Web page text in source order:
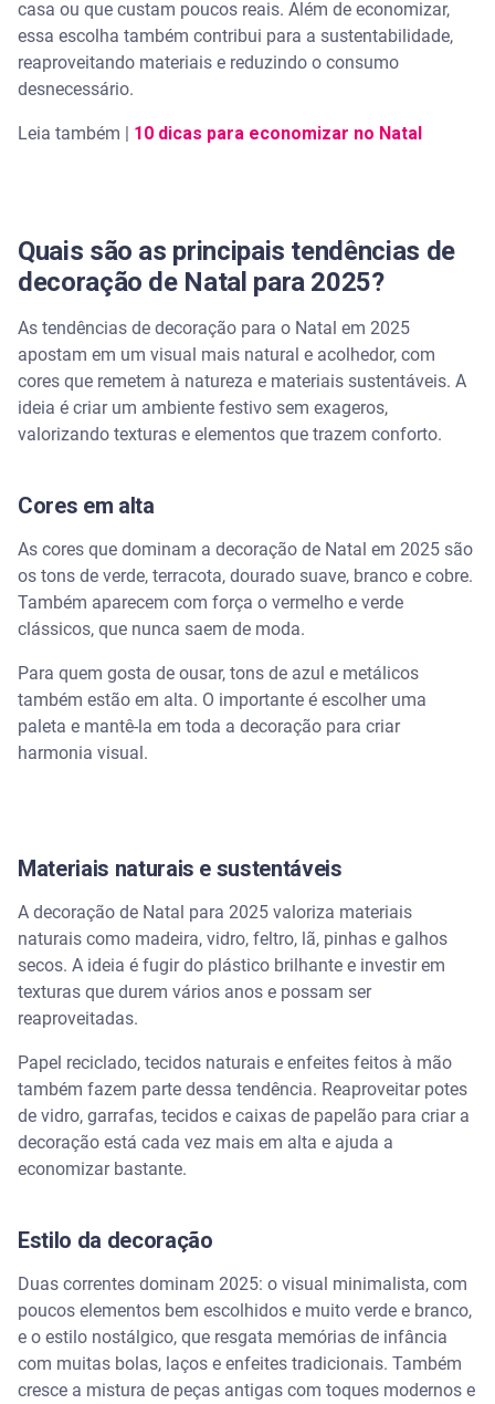
Data tradicional para montar a árvore
Por que algumas pessoas montam no dia 3 de
dezembro?
Como fazer decoração de Natal simples e fácil
2. Capa para porta de Natal com TNT
4. Potes de vidro com luzes LED
5. Enfeites com pinhas
8. Luzes de LED econômicas
9. Cordões decorativos
10. Enfeites de Papai Noel
11. Estrelas de papelão
para economizar
Onde comprar materiais baratos
Reaproveitamento de materiais
Iluminação de Natal: como economizar energia
LED é mais econômico que pisca-pisca tradicional
Dicas para reduzir a conta de luz em dezembro
casa?
Itens essenciais
Prioridades por ambiente
casa ou que custam poucos reais. Além de economizar,
essa escolha também contribui para a sustentabilidade,
reaproveitando materiais e reduzindo o consumo
desnecessário.
Leia também | 10 dicas para economizar no Natal
Quais são as principais tendências de
decoração de Natal para 2025?
As tendências de decoração para o Natal em 2025
apostam em um visual mais natural e acolhedor, com
cores que remetem à natureza e materiais sustentáveis. A
ideia é criar um ambiente festivo sem exageros,
valorizando texturas e elementos que trazem conforto.
Cores em alta
As cores que dominam a decoração de Natal em 2025 são
os tons de verde, terracota, dourado suave, branco e cobre.
Também aparecem com força o vermelho e verde
clássicos, que nunca saem de moda.
Para quem gosta de ousar, tons de azul e metálicos
também estão em alta. O importante é escolher uma
paleta e mantê-la em toda a decoração para criar
harmonia visual.
Materiais naturais e sustentáveis
A decoração de Natal para 2025 valoriza materiais
naturais como madeira, vidro, feltro, lã, pinhas e galhos
secos. A ideia é fugir do plástico brilhante e investir em
texturas que durem vários anos e possam ser
reaproveitadas.
Papel reciclado, tecidos naturais e enfeites feitos à mão
também fazem parte dessa tendência. Reaproveitar potes
de vidro, garrafas, tecidos e caixas de papelão para criar a
decoração está cada vez mais em alta e ajuda a
economizar bastante.
Estilo da decoração
Duas correntes dominam 2025: o visual minimalista, com
poucos elementos bem escolhidos e muito verde e branco,
e o estilo nostálgico, que resgata memórias de infância
com muitas bolas, laços e enfeites tradicionais. Também
cresce a mistura de peças antigas com toques modernos e